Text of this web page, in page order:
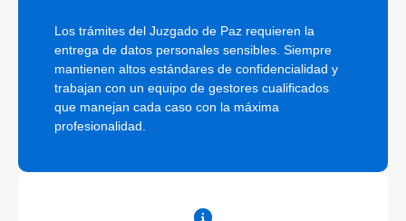
Los trámites del Juzgado de Paz requieren la
entrega de datos personales sensibles. Siempre
mantienen altos estándares de confidencialidad y
trabajan con un equipo de gestores cualificados
que manejan cada caso con la máxima
profesionalidad.